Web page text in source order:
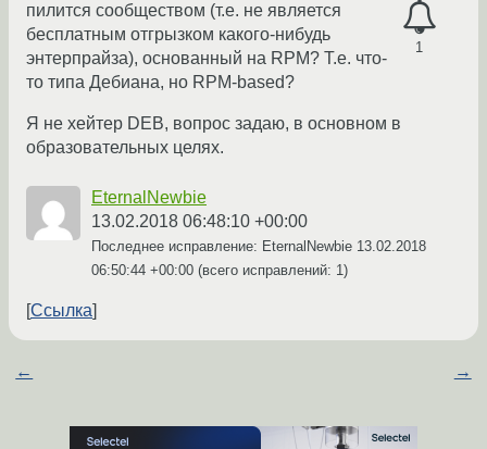
1
пилится сообществом (т.е. не является
бесплатным отгрызком какого-нибудь
энтерпрайза), основанный на RPM? Т.е. что-
то типа Дебиана, но RPM-based?
Я не хейтер DEB, вопрос задаю, в основном в
образовательных целях.
EternalNewbie
13.02.2018 06:48:10 +00:00
Последнее исправление: EternalNewbie 13.02.2018
06:50:44 +00:00 (всего исправлений: 1)
Ссылка
← →